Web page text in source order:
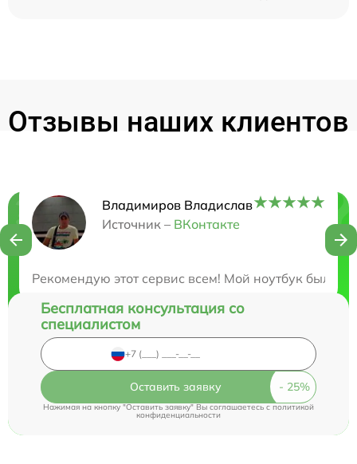
Отзывы наших клиентов
Владимиров Владислав
Источник – ВКонтакте
Рекомендую этот сервис всем! Мой ноутбук был
Нужна консультация?
Бесплатная консультация со
специалистом
Оставить заявку
Нажимая на кнопку "Оставить заявку" Вы соглашаетесь cполитикой
конфиденциальности